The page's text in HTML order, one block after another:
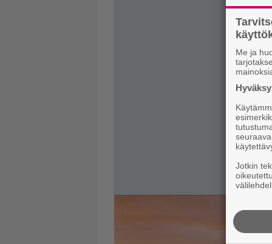
Me ja
Jotkin